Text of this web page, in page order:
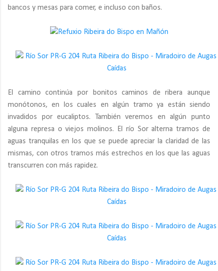
bancos y mesas para comer, e incluso con baños.
El camino continúa por bonitos caminos de ribera aunque
monótonos, en los cuales en algún tramo ya están siendo
invadidos por eucaliptos. También veremos en algún punto
alguna represa o viejos molinos. El río Sor alterna tramos de
aguas tranquilas en los que se puede apreciar la claridad de las
mismas, con otros tramos más estrechos en los que las aguas
transcurren con más rapidez.